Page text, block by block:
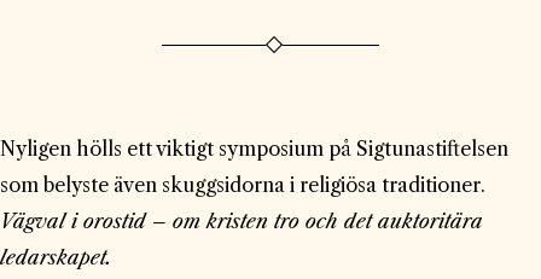
Nyligen hölls ett viktigt symposium på Sigtunastiftelsen
som belyste även skuggsidorna i religiösa traditioner.
Vägval i orostid – om kristen tro och det auktoritära
ledarskapet.